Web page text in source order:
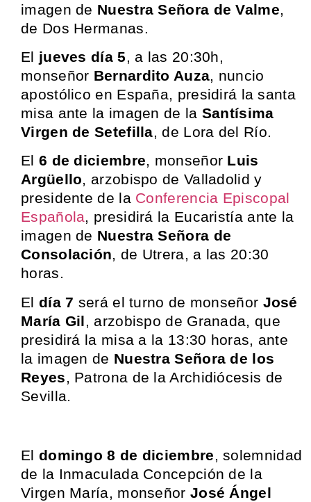
imagen de Nuestra Señora de Valme,
de Dos Hermanas.
El jueves día 5, a las 20:30h,
monseñor Bernardito Auza, nuncio
apostólico en España, presidirá la santa
misa ante la imagen de la Santísima
Virgen de Setefilla, de Lora del Río.
El 6 de diciembre, monseñor Luis
Argüello, arzobispo de Valladolid y
presidente de la Conferencia Episcopal
Española, presidirá la Eucaristía ante la
imagen de Nuestra Señora de
Consolación, de Utrera, a las 20:30
horas.
El día 7 será el turno de monseñor José
María Gil, arzobispo de Granada, que
presidirá la misa a la 13:30 horas, ante
la imagen de Nuestra Señora de los
Reyes, Patrona de la Archidiócesis de
Sevilla.
El domingo 8 de diciembre, solemnidad
de la Inmaculada Concepción de la
Virgen María, monseñor José Ángel